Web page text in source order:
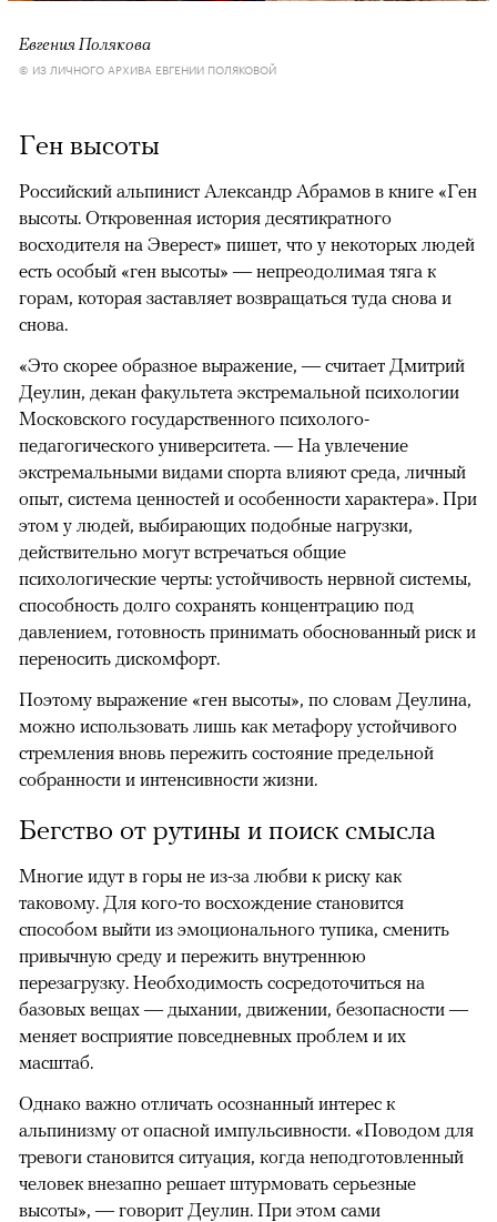
Евгения Полякова
© ИЗ ЛИЧНОГО АРХИВА ЕВГЕНИИ ПОЛЯКОВОЙ
Ген высоты
Российский альпинист Александр Абрамов в книге «Ген
высоты. Откровенная история десятикратного
восходителя на Эверест» пишет, что у некоторых людей
есть особый «ген высоты» — непреодолимая тяга к
горам, которая заставляет возвращаться туда снова и
снова.
«Это скорее образное выражение, — считает Дмитрий
Деулин, декан факультета экстремальной психологии
Московского государственного психолого-
педагогического университета. — На увлечение
экстремальными видами спорта влияют среда, личный
опыт, система ценностей и особенности характера». При
этом у людей, выбирающих подобные нагрузки,
действительно могут встречаться общие
психологические черты: устойчивость нервной системы,
способность долго сохранять концентрацию под
давлением, готовность принимать обоснованный риск и
переносить дискомфорт.
Поэтому выражение «ген высоты», по словам Деулина,
можно использовать лишь как метафору устойчивого
стремления вновь пережить состояние предельной
собранности и интенсивности жизни.
Бегство от рутины и поиск смысла
Многие идут в горы не из-за любви к риску как
таковому. Для кого-то восхождение становится
способом выйти из эмоционального тупика, сменить
привычную среду и пережить внутреннюю
перезагрузку. Необходимость сосредоточиться на
базовых вещах — дыхании, движении, безопасности —
меняет восприятие повседневных проблем и их
масштаб.
Однако важно отличать осознанный интерес к
альпинизму от опасной импульсивности. «Поводом для
тревоги становится ситуация, когда неподготовленный
человек внезапно решает штурмовать серьезные
высоты», — говорит Деулин. При этом сами